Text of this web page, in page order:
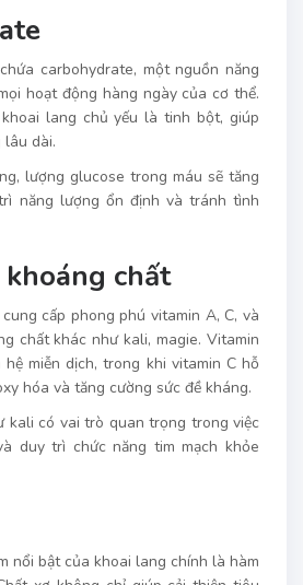
carbohydrate, một nguồn năng
hoạt động hàng ngày của cơ thể.
lang chủ yếu là tinh bột, giúp
lâu dài.
lượng glucose trong máu sẽ tăng
năng lượng ổn định và tránh tình
chất
cấp phong phú vitamin A, C, và
chất khác như kali, magie. Vitamin
miễn dịch, trong khi vitamin C hỗ
hóa và tăng cường sức đề kháng.
kali có vai trò quan trọng trong việc
duy trì chức năng tim mạch khỏe
nổi bật của khoai lang chính là hàm